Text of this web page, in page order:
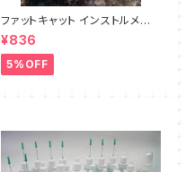
ファットキャット インストルメント
オイル FAT CAT Instrument
Oil
¥836
5%OFF